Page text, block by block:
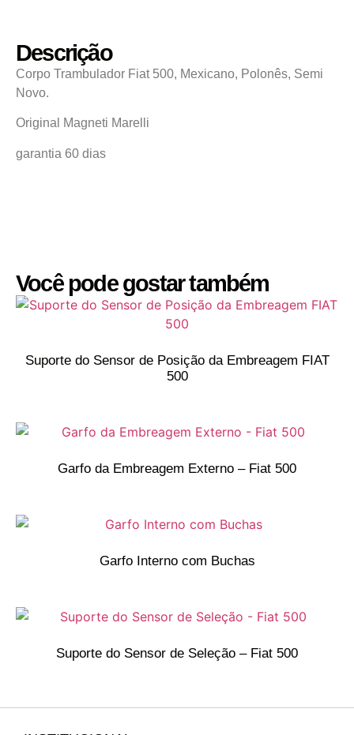
Descrição
Corpo Trambulador Fiat 500, Mexicano, Polonês, Semi
Novo.
Original Magneti Marelli
garantia 60 dias
Você pode gostar também
Suporte do Sensor de Posição da Embreagem FIAT
500
Garfo da Embreagem Externo – Fiat 500
Garfo Interno com Buchas
Suporte do Sensor de Seleção – Fiat 500